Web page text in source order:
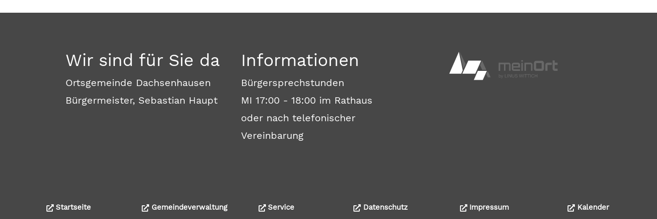
Wir sind für Sie da
Ortsgemeinde Dachsenhausen
Bürgermeister, Sebastian Haupt
Informationen
Bürgersprechstunden
MI 17:00 - 18:00 im Rathaus
oder nach telefonischer
Vereinbarung
Startseite Gemeindeverwaltung Service Datenschutz Impressum Kalender